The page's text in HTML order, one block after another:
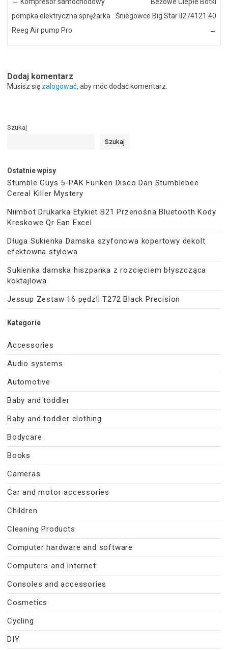
← Kompresor samochodowy
pompka elektryczna sprężarka
Reeg Air pump Pro
Beżowe Ciepłe Botki
Śniegowce Big Star II274121 40
→
Dodaj komentarz
Musisz się zalogować, aby móc dodać komentarz.
Szukaj
Szukaj
Ostatnie wpisy
Stumble Guys 5-PAK Furiken Disco Dan Stumblebee
Cereal Killer Mystery
Niimbot Drukarka Etykiet B21 Przenośna Bluetooth Kody
Kreskowe Qr Ean Excel
Długa Sukienka Damska szyfonowa kopertowy dekolt
efektowna stylowa
Sukienka damska hiszpanka z rozcięciem błyszcząca
koktajlowa
Jessup Zestaw 16 pędzli T272 Black Precision
Kategorie
Accessories
Audio systems
Automotive
Baby and toddler
Baby and toddler clothing
Bodycare
Books
Cameras
Car and motor accessories
Children
Cleaning Products
Computer hardware and software
Computers and Internet
Consoles and accessories
Cosmetics
Cycling
DIY